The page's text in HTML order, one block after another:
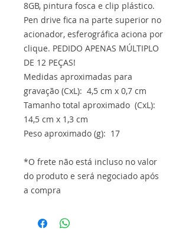
8GB, pintura fosca e clip plástico.
Pen drive fica na parte superior no
acionador, esferográfica aciona por
clique. PEDIDO APENAS MÚLTIPLO
DE 12 PEÇAS!
Medidas aproximadas para
gravação (CxL): 4,5 cm x 0,7 cm
Tamanho total aproximado (CxL):
14,5 cm x 1,3 cm
Peso aproximado (g): 17
*O frete não está incluso no valor
do produto e será negociado após
a compra